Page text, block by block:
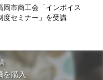
岡市商工会「インボイス
度セミナー」を受講
を購入